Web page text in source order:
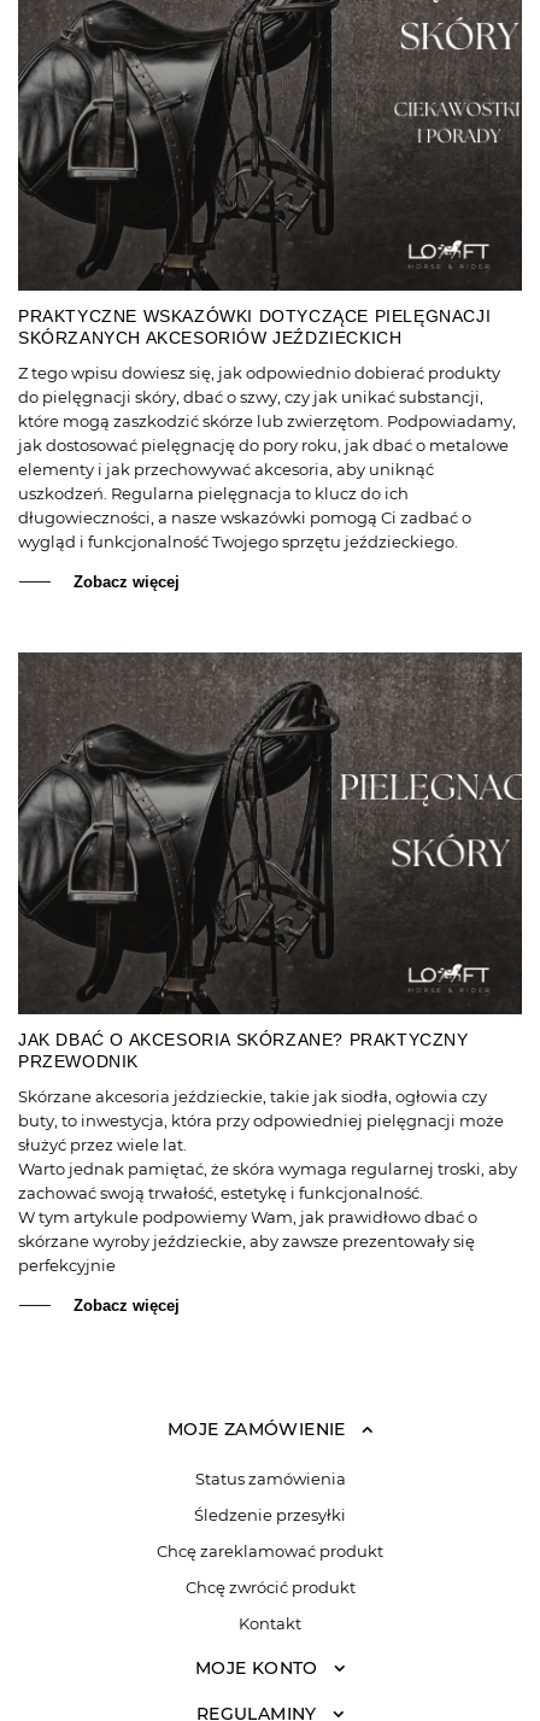
PRAKTYCZNE WSKAZÓWKI DOTYCZĄCE PIELĘGNACJI
SKÓRZANYCH AKCESORIÓW JEŹDZIECKICH
Z tego wpisu dowiesz się, jak odpowiednio dobierać produkty
do pielęgnacji skóry, dbać o szwy, czy jak unikać substancji,
które mogą zaszkodzić skórze lub zwierzętom. Podpowiadamy,
jak dostosować pielęgnację do pory roku, jak dbać o metalowe
elementy i jak przechowywać akcesoria, aby uniknąć
uszkodzeń. Regularna pielęgnacja to klucz do ich
długowieczności, a nasze wskazówki pomogą Ci zadbać o
wygląd i funkcjonalność Twojego sprzętu jeździeckiego.
Zobacz więcej
JAK DBAĆ O AKCESORIA SKÓRZANE? PRAKTYCZNY
PRZEWODNIK
Skórzane akcesoria jeździeckie, takie jak siodła, ogłowia czy
buty, to inwestycja, która przy odpowiedniej pielęgnacji może
służyć przez wiele lat.
Warto jednak pamiętać, że skóra wymaga regularnej troski, aby
zachować swoją trwałość, estetykę i funkcjonalność.
W tym artykule podpowiemy Wam, jak prawidłowo dbać o
skórzane wyroby jeździeckie, aby zawsze prezentowały się
perfekcyjnie
Zobacz więcej
MOJE ZAMÓWIENIE
Status zamówienia
Śledzenie przesyłki
Chcę zareklamować produkt
Chcę zwrócić produkt
Kontakt
MOJE KONTO
REGULAMINY